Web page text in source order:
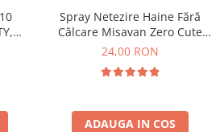
Spray Netezire Haine Fără
Călcare Misavan Zero Cute
Zero Parfum 500 ml
24,00 RON
ADAUGA IN COS